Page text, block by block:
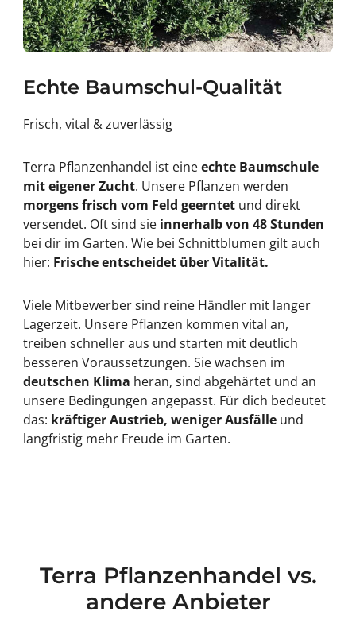
Echte Baumschul-Qualität
Frisch, vital & zuverlässig
Terra Pflanzenhandel ist eineechte Baumschule
mit eigener Zucht. Unsere Pflanzen werden
morgens frisch vom Feld geerntetund direkt
versendet. Oft sind sie innerhalb von 48 Stunden
bei dir im Garten. Wie bei Schnittblumen gilt auch
hier: Frische entscheidet über Vitalität.
Viele Mitbewerber sind reine Händler mit langer
Lagerzeit. Unsere Pflanzen kommen vital an,
treiben schneller aus und starten mit deutlich
besseren Voraussetzungen. Sie wachsen im
deutschen Klima heran, sind abgehärtet und an
unsere Bedingungen angepasst. Für dich bedeutet
das: kräftiger Austrieb, weniger Ausfälle und
langfristig mehr Freude im Garten.
Terra Pflanzenhandel vs.
andere Anbieter